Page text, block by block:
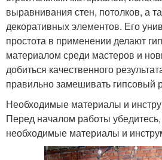
выравнивания стен, потолков, а
декоративных элементов. Его
простота в применении делают
материалом среди мастеров и
добиться качественного
правильно замешивать гипсовый
Необходимые материалы и
Перед началом работы убедитесь,
необходимые материалы и